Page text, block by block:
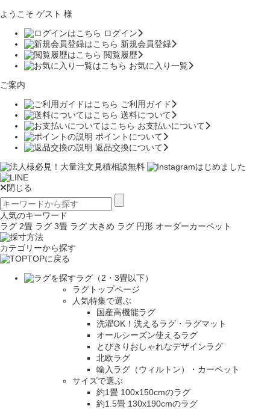
ようこそ ゲスト 様
ログイン
新規会員登録
閲覧履歴
お気に入り一覧
ご案内
ご利用ガイド
送料について
お支払いについて
ポイントについて
返品交換について
閉じる
人気のキーワード
ラグ 2畳 ラグ 3畳 ラグ 大きめ ラグ 円形 オーダーカーペット
カテゴリーから探す
TOPに戻る
ラグ（2・3畳以下）
ラグトップページ
人気特集で選ぶ
国産高機能ラグ
洗濯OK！洗えるラグ・ラグマット
オールシーズン使えるラグ
とびきりおしゃれなデザインラグ
北欧ラグ
輸入ラグ（ウィルトン）・カーペット
サイズで選ぶ
約1畳 100x150cmのラグ
約1.5畳 130x190cmのラグ